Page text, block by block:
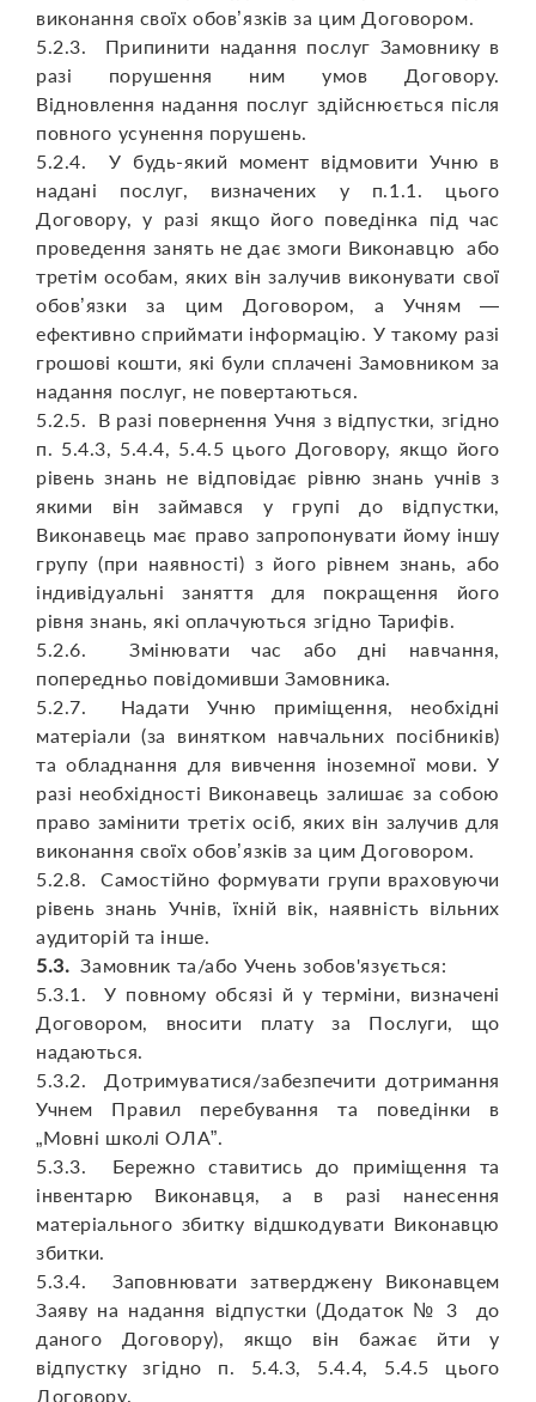
виконання своїх обов’язків за цим Договором.
5.2.3. Припинити надання послуг Замовнику в
разі порушення ним умов Договору.
Відновлення надання послуг здійснюється після
повного усунення порушень.
5.2.4. У будь-який момент відмовити Учню в
надані послуг, визначених у п.1.1. цього
Договору, у разі якщо його поведінка під час
проведення занять не дає змоги Виконавцю або
третім особам, яких він залучив виконувати свої
обов’язки за цим Договором, а Учням —
ефективно сприймати інформацію. У такому разі
грошові кошти, які були сплачені Замовником за
надання послуг, не повертаються.
5.2.5. В разі повернення Учня з відпустки, згідно
п. 5.4.3, 5.4.4, 5.4.5 цього Договору, якщо його
рівень знань не відповідає рівню знань учнів з
якими він займався у групі до відпустки,
Виконавець має право запропонувати йому іншу
групу (при наявності) з його рівнем знань, або
індивідуальні заняття для покращення його
рівня знань, які оплачуються згідно Тарифів.
5.2.6. Змінювати час або дні навчання,
попередньо повідомивши Замовника.
5.2.7. Надати Учню приміщення, необхідні
матеріали (за винятком навчальних посібників)
та обладнання для вивчення іноземної мови. У
разі необхідності Виконавець залишає за собою
право замінити третіх осіб, яких він залучив для
виконання своїх обов’язків за цим Договором.
5.2.8. Самостійно формувати групи враховуючи
рівень знань Учнів, їхній вік, наявність вільних
аудиторій та інше.
5.3. Замовник та/або Учень зобов'язується:
5.3.1. У повному обсязі й у терміни, визначені
Договором, вносити плату за Послуги, що
надаються.
5.3.2. Дотримуватися/забезпечити дотримання
Учнем Правил перебування та поведінки в
„Мовні школі ОЛА”.
5.3.3. Бережно ставитись до приміщення та
інвентарю Виконавця, а в разі нанесення
матеріального збитку відшкодувати Виконавцю
збитки.
5.3.4. Заповнювати затверджену Виконавцем
Заяву на надання відпустки (Додаток № 3 до
даного Договору), якщо він бажає йти у
відпустку згідно п. 5.4.3, 5.4.4, 5.4.5 цього
Договору.